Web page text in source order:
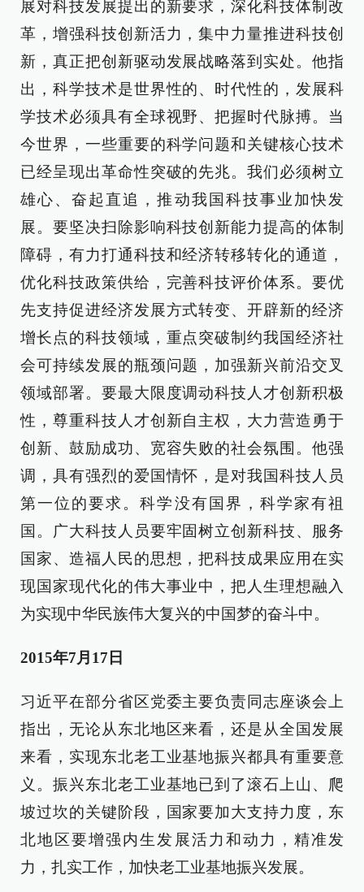
展对科技发展提出的新要求，深化科技体制改
革，增强科技创新活力，集中力量推进科技创
新，真正把创新驱动发展战略落到实处。他指
出，科学技术是世界性的、时代性的，发展科
学技术必须具有全球视野、把握时代脉搏。当
今世界，一些重要的科学问题和关键核心技术
已经呈现出革命性突破的先兆。我们必须树立
雄心、奋起直追，推动我国科技事业加快发
展。要坚决扫除影响科技创新能力提高的体制
障碍，有力打通科技和经济转移转化的通道，
优化科技政策供给，完善科技评价体系。要优
先支持促进经济发展方式转变、开辟新的经济
增长点的科技领域，重点突破制约我国经济社
会可持续发展的瓶颈问题，加强新兴前沿交叉
领域部署。要最大限度调动科技人才创新积极
性，尊重科技人才创新自主权，大力营造勇于
创新、鼓励成功、宽容失败的社会氛围。他强
调，具有强烈的爱国情怀，是对我国科技人员
第一位的要求。科学没有国界，科学家有祖
国。广大科技人员要牢固树立创新科技、服务
国家、造福人民的思想，把科技成果应用在实
现国家现代化的伟大事业中，把人生理想融入
为实现中华民族伟大复兴的中国梦的奋斗中。
2015年7月17日
习近平在部分省区党委主要负责同志座谈会上
指出，无论从东北地区来看，还是从全国发展
来看，实现东北老工业基地振兴都具有重要意
义。振兴东北老工业基地已到了滚石上山、爬
坡过坎的关键阶段，国家要加大支持力度，东
北地区要增强内生发展活力和动力，精准发
力，扎实工作，加快老工业基地振兴发展。